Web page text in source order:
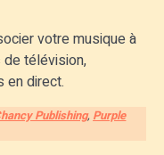
votre musique à
télévision,
en direct.
Publishing, Purple